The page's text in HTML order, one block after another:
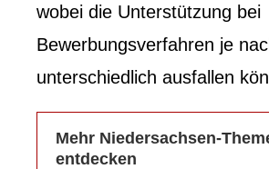
wobei die Unterstützung bei
Bewerbungsverfahren je
unterschiedlich ausfallen
Mehr Niedersachsen-
entdecken